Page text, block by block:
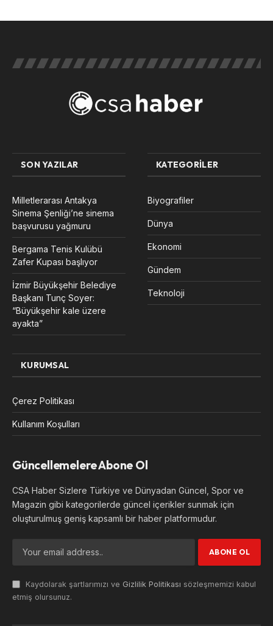
SON YAZILAR
Milletlerarası Antakya
Sinema Şenliği’ne sinema
başvurusu yağmuru
Bergama Tenis Kulübü
Zafer Kupası başlıyor
İzmir Büyükşehir Belediye
Başkanı Tunç Soyer:
“Büyükşehir kale üzere
ayakta”
KATEGORILER
Biyografiler
Dünya
Ekonomi
Gündem
Teknoloji
KURUMSAL
Çerez Politikası
Kullanım Koşulları
Güncellemelere Abone Ol
CSA Haber Sizlere Türkiye ve Dünyadan Güncel, Spor ve
Magazin gibi kategorilerde güncel içerikler sunmak için
oluşturulmuş geniş kapsamlı bir haber platformudur.
Kaydolarak şartlarımızı ve Gizlilik Politikası sözleşmemizi kabul
etmiş olursunuz.